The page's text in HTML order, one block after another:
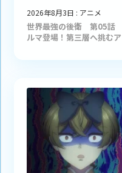
2026年8月3日 : アニメ
世界最強の後衛 第05話
ルマ登場！第三層へ挑む